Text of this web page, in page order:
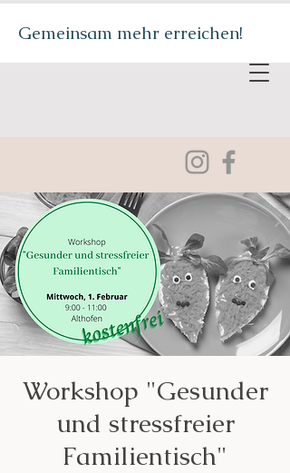
Gemeinsam mehr erreichen!
Workshop "Gesunder
und stressfreier
Familientisch"